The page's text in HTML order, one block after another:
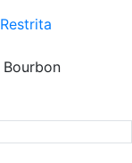
Restrita
Bourbon